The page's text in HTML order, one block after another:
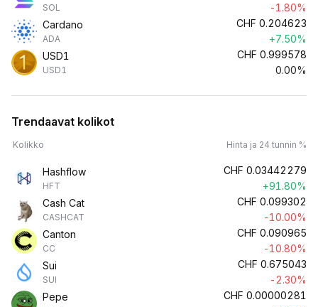
SOL
-1.80%
Cardano
ADA
CHF 0.204623
+7.50%
USD1
USD1
CHF 0.999578
0.00%
Trendaavat kolikot
Kolikko Hinta ja 24 tunnin %
Hashflow
HFT
CHF 0.03442279
+91.80%
Cash Cat
CASHCAT
CHF 0.099302
-10.00%
Canton
CC
CHF 0.090965
-10.80%
Sui
SUI
CHF 0.675043
-2.30%
Pepe
CHF 0.00000281